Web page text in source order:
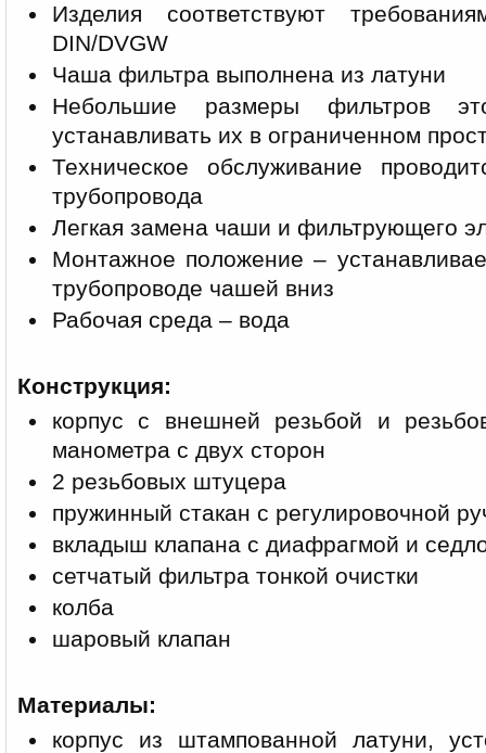
Изделия соответствуют
DIN/DVGW
Чаша фильтра выполнена из латуни
Небольшие размеры фильтров
устанавливать их в ограниченном
Техническое обслуживание
трубопровода
Легкая замена чаши и фильтрующего
Монтажное положение –
трубопроводе чашей вниз
Рабочая среда – вода
Конструкция:
корпус с внешней резьбой и
манометра с двух сторон
2 резьбовых штуцера
пружинный стакан с регулировочной
вкладыш клапана с диафрагмой и
сетчатый фильтра тонкой очистки
колба
шаровый клапан
Материалы:
корпус из штампованной латуни,